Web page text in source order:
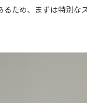
ため、まずは特別